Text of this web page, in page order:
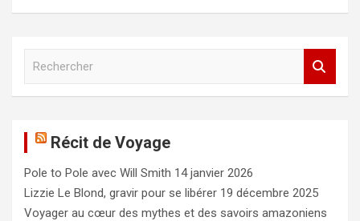
c
h
e
r
Récit de Voyage
Pole to Pole avec Will Smith 14 janvier 2026
Lizzie Le Blond, gravir pour se libérer 19 décembre 2025
Voyager au cœur des mythes et des savoirs amazoniens